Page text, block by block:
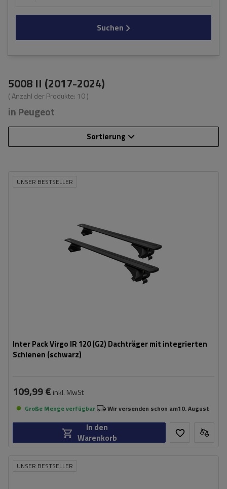
Suchen
5008 II (2017-2024)
( Anzahl der Produkte: 10)
in Peugeot
Sortierung
UNSER BESTSELLER
Inter Pack Virgo IR 120 (G2) Dachträger mit integrierten
Schienen (schwarz)
109,99 € inkl. MwSt
Große Menge verfügbar Wir versenden schon am10. August
In den
Warenkorb
UNSER BESTSELLER